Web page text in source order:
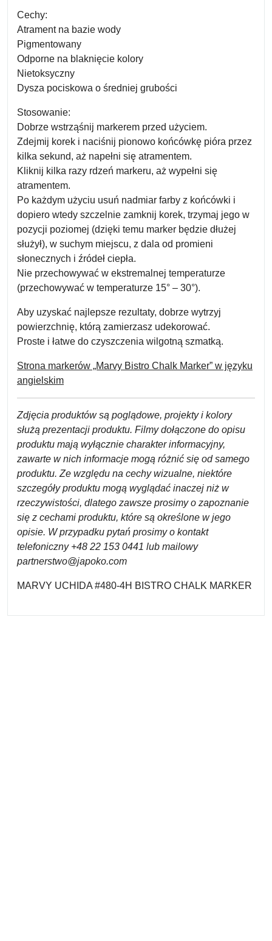
Cechy:
Atrament na bazie wody
Pigmentowany
Odporne na blaknięcie kolory
Nietoksyczny
Dysza pociskowa o średniej grubości
Stosowanie:
Dobrze wstrząśnij markerem przed użyciem.
Zdejmij korek i naciśnij pionowo końcówkę pióra przez
kilka sekund, aż napełni się atramentem.
Kliknij kilka razy rdzeń markeru, aż wypełni się
atramentem.
Po każdym użyciu usuń nadmiar farby z końcówki i
dopiero wtedy szczelnie zamknij korek, trzymaj jego w
pozycji poziomej (dzięki temu marker będzie dłużej
służył), w suchym miejscu, z dala od promieni
słonecznych i źródeł ciepła.
Nie przechowywać w ekstremalnej temperaturze
(przechowywać w temperaturze 15° – 30°).
Aby uzyskać najlepsze rezultaty, dobrze wytrzyj
powierzchnię, którą zamierzasz udekorować.
Proste i łatwe do czyszczenia wilgotną szmatką.
Strona markerów „Marvy Bistro Chalk Marker” w języku
angielskim
Zdjęcia produktów są poglądowe, projekty i kolory
służą prezentacji produktu. Filmy dołączone do opisu
produktu mają wyłącznie charakter informacyjny,
zawarte w nich informacje mogą różnić się od samego
produktu. Ze względu na cechy wizualne, niektóre
szczegóły produktu mogą wyglądać inaczej niż w
rzeczywistości, dlatego zawsze prosimy o zapoznanie
się z cechami produktu, które są określone w jego
opisie. W przypadku pytań prosimy o kontakt
telefoniczny +48 22 153 0441 lub mailowy
partnerstwo@japoko.com
MARVY UCHIDA #480-4H BISTRO CHALK MARKER